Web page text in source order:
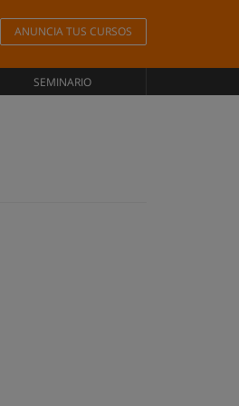
ANUNCIA TUS CURSOS
SEMINARIO